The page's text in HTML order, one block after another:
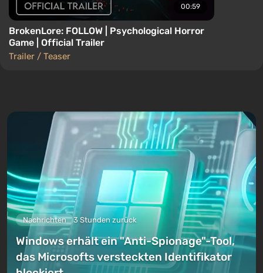
00:59
BrokenLore: FOLLOW | Psychological Horror
Game | Official Trailer
Trailer / Teaser
Nachrichten 3 Stunden zurück
Windows erhält ein "Anti-Spionage"-Tool,
das Microsofts versteckten Identifikator